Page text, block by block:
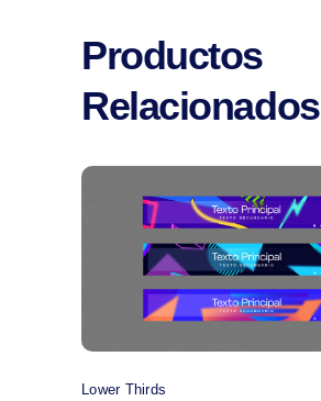
Productos
Relacionados
Comprar
Lower Thirds